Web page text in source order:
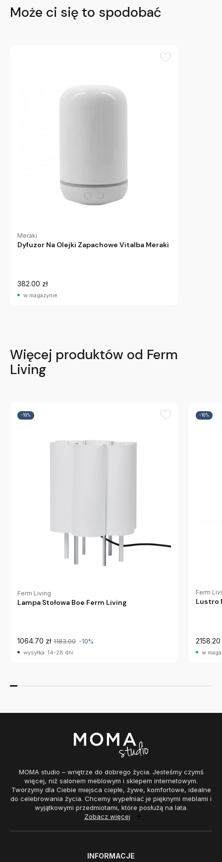
Może ci się to spodobać
Meraki
Dyfuzor Na Olejki Zapachowe Vitalba Meraki
382.00 zł
w magazynie
Więcej produktów od Ferm
Living
-10%
Ferm Living
Lampa Stołowa Boe Ferm Living
1064.70 zł 1183.00 -10%
wysyłka: 14-28 dni
-10%
Ferm
Lustro
2158.20
w
MOMA studio – wnętrze do dobrego życia. Jesteśmy czymś
więcej, niż salonem meblowym i sklepem internetowym.
Tworzymy dla Ciebie miejsca ciepłe, żywe, komfortowe, idealne
do celebrowania życia. Chcemy wypełniać je pięknymi meblami i
wyjątkowymi przedmiotami, które posłużą na lata.
Zobacz więcej
INFORMACJE